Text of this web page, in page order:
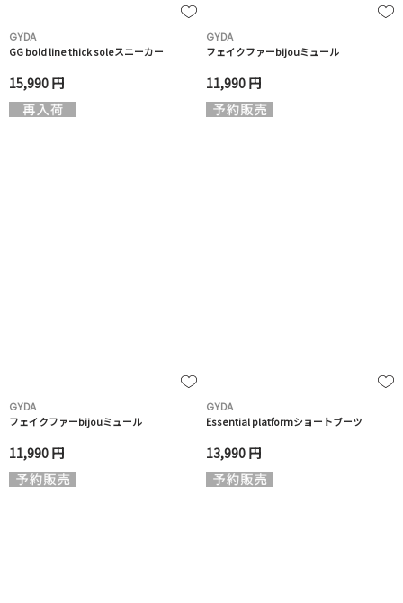
GYDA
GG bold line thick soleスニーカー
15,990 円
GYDA
フェイクファーbijouミュール
11,990 円
GYDA
フェイクファーbijouミュール
11,990 円
GYDA
Essential platformショートブーツ
13,990 円